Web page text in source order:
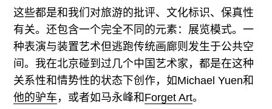
这些都是和我们对旅游的批评、文化标识、保真性
有关。还包含一个完全不同的元素：展览模式。一
种表演与装置艺术但逃跑传统画廊则发生于公共空
间。我在北京碰到过几个中国艺术家，都是在这种
关系性和情势性的状态下创作，如Michael Yuen和
他的驴车 ，或者如马永峰和 Forget Art。